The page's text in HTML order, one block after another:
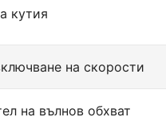
кутия
на скорости
на вълнов обхват